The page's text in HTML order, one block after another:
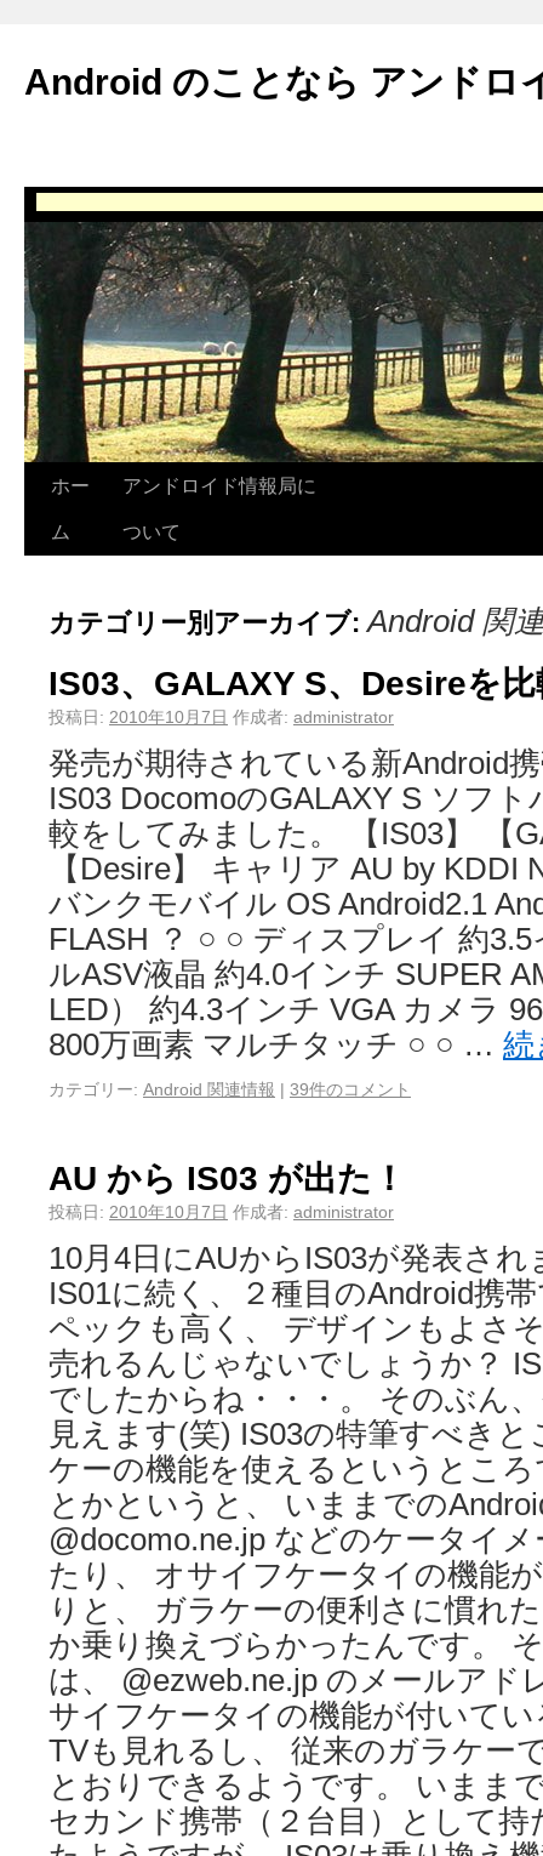
Android のことなら アンドロ
ホー
ム
アンドロイド情報局に
ついて
カテゴリー別アーカイブ:Android 関
IS03、GALAXY S、Desireを
投稿日: 2010年10月7日 作成者: administrator
発売が期待されている新Android
IS03 DocomoのGALAXY S ソフ
較をしてみました。 【IS03】 【
【Desire】 キャリア AU by KDDI
バンクモバイル OS Android2.1
FLASH ？ ○ ○ ディスプレイ 約
ルASV液晶 約4.0インチ SUPER
LED） 約4.3インチ VGA カメラ
800万画素 マルチタッチ ○ ○ …
カテゴリー: Android 関連情報 | 39件のコメント
AU から IS03 が出た！
投稿日: 2010年10月7日 作成者: administrator
10月4日にAUからIS03が発表さ
IS01に続く、２種目のAndroid携
ペックも高く、 デザインもよさ
売れるんじゃないでしょうか？
でしたからね・・・。 そのぶん
見えます(笑) IS03の特筆すべき
ケーの機能を使えるというとこ
とかというと、 いままでの
@docomo.ne.jp などのケータイ
たり、 オサイフケータイの機能
りと、 ガラケーの便利さに慣れ
か乗り換えづらかったんです。
は、 @ezweb.ne.jp のメールアド
サイフケータイの機能が付いて
TVも見れるし、 従来のガラケー
とおりできるようです。 いまま
セカンド携帯（２台目）として